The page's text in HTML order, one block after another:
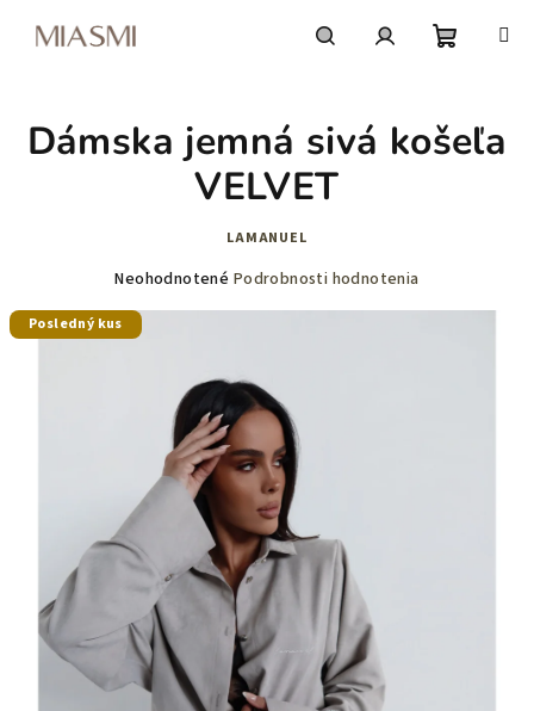
košík
Dámska jemná sivá košeľa
VELVET
LAMANUEL
Priemerné
produktu
hviezdičiek.
Neohodnotené Podrobnosti hodnotenia
Posledný kus